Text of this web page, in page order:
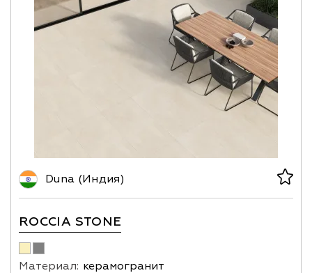
Duna (Индия)
ROCCIA STONE
Материал: керамогранит